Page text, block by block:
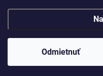
Odmietnuť
Copyright 2026HT model.